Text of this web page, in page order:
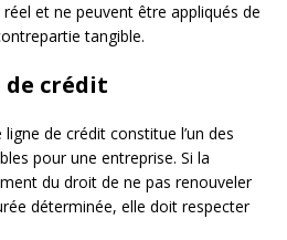
et ne peuvent être appliqués de
tangible.
de crédit
ligne de crédit constitue l’un des
pour une entreprise. Si la
du droit de ne pas renouveler
déterminée, elle doit respecter